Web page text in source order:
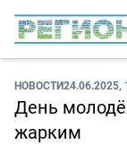
НОВОСТИ24.06.2025,
День
жарким